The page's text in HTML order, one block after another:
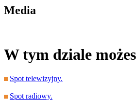
Media
W tym dziale
Spot telewizyjny.
Spot radiowy.